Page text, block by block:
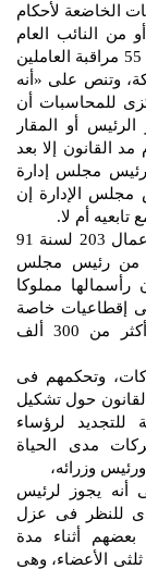
الخاضعة لأحكام
من النائب العام
المساعد أو المحامى العام الأول، كما تمنع المادة 55 مراقبة العاملين
وتنص على «أنه
للمحاسبات أن
أو المقار
القانون إلا بعد
مجلس إدارة
مجلس الإدارة إن
أم لا.
وفى حين تنص المادة الأولى من قانون قطاع الأعمال 203 لسنة 91
من رئيس مجلس
رأسمالها مملوكا
إقطاعيات خاصة
وإمبراطورية مترامية الأطراف يعمل بها نحو أكثر من 300 ألف
وتحكمهم فى
كامل مستمدة من المادة 3 من القانون حول تشكيل
للتجديد لرؤساء
مدى الحياة
وزرائه،
29 التى تنص على أنه يجوز لرئيس
للنظر فى عزل
أثناء مدة
الأعضاء، وهى